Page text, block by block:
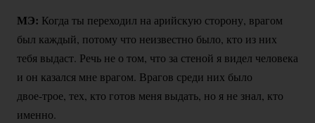
МЭ: Когда ты переходил на арийскую сторону, врагом
был каждый, потому что неизвестно было, кто из них
тебя выдаст. Речь не о том, что за стеной я видел человека
и он казался мне врагом. Врагов среди них было
двое-трое, тех, кто готов меня выдать, но я не знал, кто
именно.